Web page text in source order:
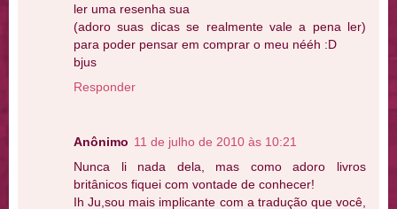
ler uma resenha sua
(adoro suas dicas se realmente vale a pena ler)
para poder pensar em comprar o meu nééh :D
bjus
Responder
Anônimo 11 de julho de 2010 às 10:21
Nunca li nada dela, mas como adoro livros
britânicos fiquei com vontade de conhecer!
Ih Ju,sou mais implicante com a tradução que você,